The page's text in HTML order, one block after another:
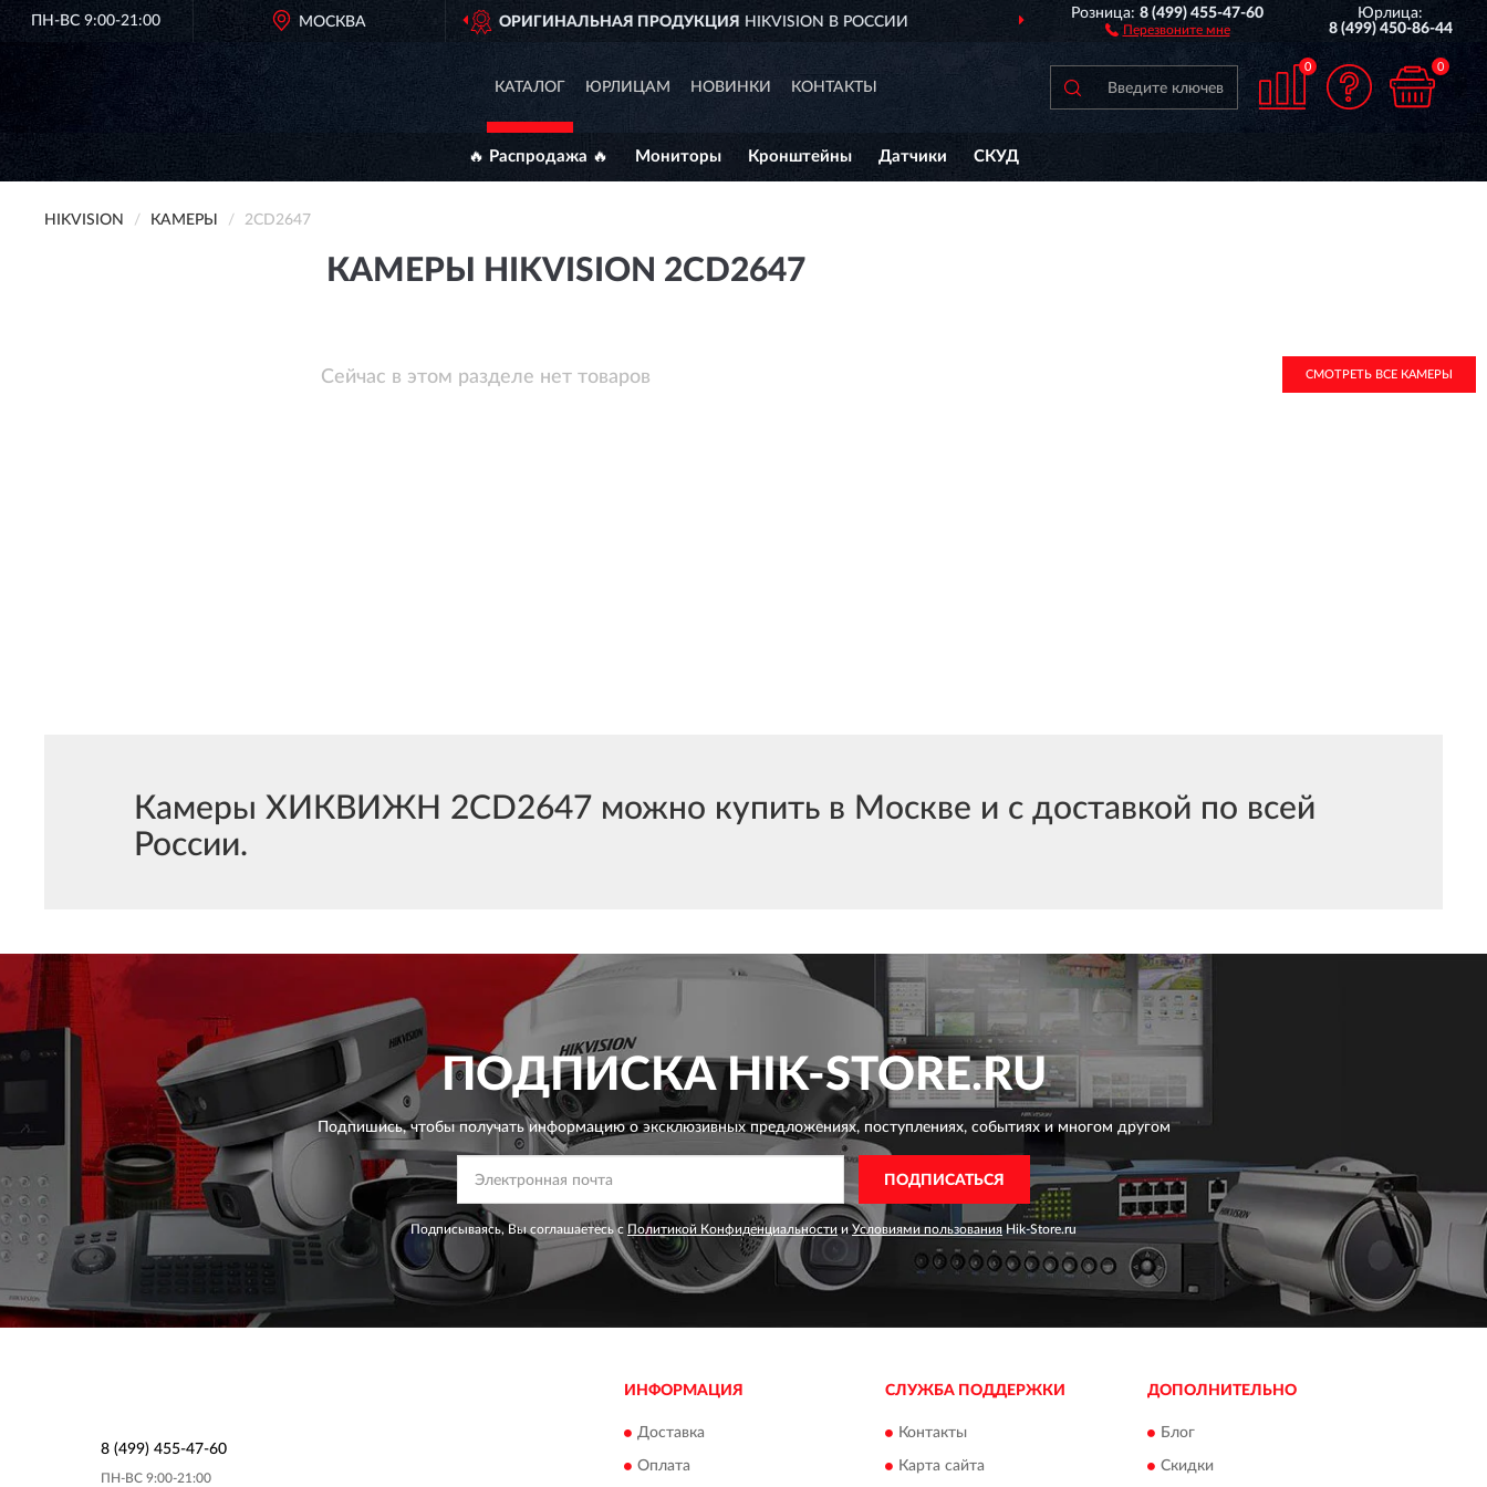
ПН-ВС 9:00-21:00 МОСКВА
ОРИГИНАЛЬНАЯ ПРОДУКЦИЯ HIKVISION В РОССИИ ПО ВСЕЙ РОССИИ
Розница:8 (499) 455-47-60
Перезвоните мне
Юрлица:
8 (499) 450-86-44
КАТАЛОГ ЮРЛИЦАМ НОВИНКИ КОНТАКТЫ
0 0
🔥 Распродажа 🔥 Мониторы Кронштейны Датчики СКУД
HIKVISION КАМЕРЫ 2CD2647
КАМЕРЫ HIKVISION 2CD2647
Сейчас в этом разделе нет товаров СМОТРЕТЬ ВСЕ КАМЕРЫ
Камеры ХИКВИЖН 2CD2647 можно купить в Москве и с доставкой по всей
России.
ПОДПИСКАHIK-STORE.RU
Подпишись, чтобы получать информацию о эксклюзивных предложениях,поступлениях, событиях и многом другом
ПОДПИСАТЬСЯ
Подписываясь, Вы соглашаетесь с Политикой Конфиденциальности иУсловиями пользованияHik-Store.ru
8 (499) 455-47-60
ПН-ВС 9:00-21:00
ИНФОРМАЦИЯ
Доставка
Оплата
СЛУЖБА ПОДДЕРЖКИ
Контакты
Карта сайта
ДОПОЛНИТЕЛЬНО
Блог
Скидки